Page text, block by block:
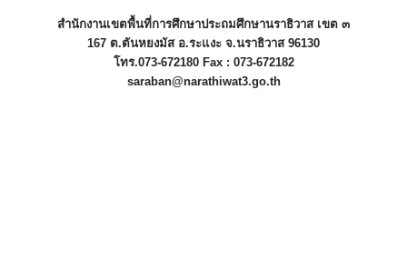
สำนักงานเขตพื้นที่การศึกษาประถมศึกษานราธิวาส เขต ๓
167 ต.ตันหยงมัส อ.ระแงะ จ.นราธิวาส 96130
โทร.073-672180 Fax : 073-672182
saraban@narathiwat3.go.th